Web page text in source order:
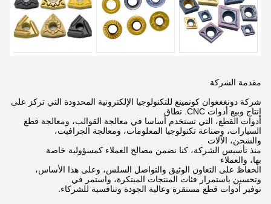
مقدمة الشركة
شركة دونغغغوان كونمينغ للتكنولوجيا الإلكترونية المحدودة التي تركز على
إنتاج وبيع أدوات CNC.
نطاق
أدوات القطع، التي تستخدم أساسا في معالجة القوالب، ومعالجة قطع
السيارات، وصناعة تكنولوجيا المعلومات، ومعالجة الجرافيت،
والشحن، الآلات
منذ تأسيس الشركة، كنا نضمن مصالح العملاء كمسؤولية خاصة
بها، والعملاء
الحفاظ على التعاون الوثيق والتواصل السلس، وعلى هذا الأساس،
وتحسين باستمرار فئات المنتجات المبتكرة، واستمر في
توفير أدوات قطع مستقرة وعالية الجودة وتنافسية للشركاء.